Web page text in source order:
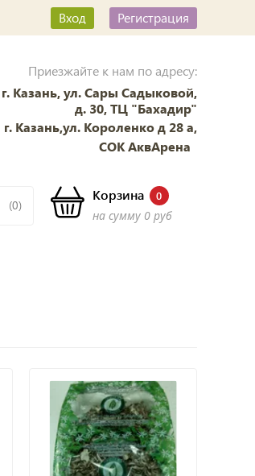
Вход Регистрация
Приезжайте к нам по адресу:
г. Казань, ул. Сары Садыковой,
д. 30, ТЦ "Бахадир"
г. Казань,ул. Короленко д 28 а,
СОК АквАрена
(0)
Корзина 0
на сумму 0 руб